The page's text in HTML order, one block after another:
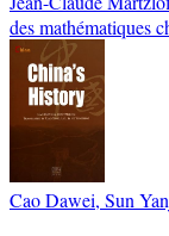
des mathématiques
Cao Dawei, Sun